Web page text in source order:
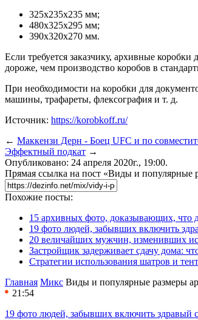
325х235х235 мм;
480х325х295 мм;
390х320х270 мм.
Если требуется заказчику, архивные
дороже, чем производство коробов в
При необходимости на коробки для
машины, трафареты, флексография и т. д.
Источник: https://korobkoff.ru/
← Маккензи Дерн - Боец UFC и по
Эффектный подкат →
Опубликовано: 24 апреля 2020г., 19:00.
Прямая ссылка на пост «Виды и популярные
Похожие посты:
15 архивных фото, доказывающих, что
19 фото людей, забывших включить
20 величайших мужчин, изменивших
Застройщик задерживает сдачу дома:
Стратегии использования шатров и
Главная Микс Виды и популярные размеры
21:54
19 фото людей, забывших включить здравый